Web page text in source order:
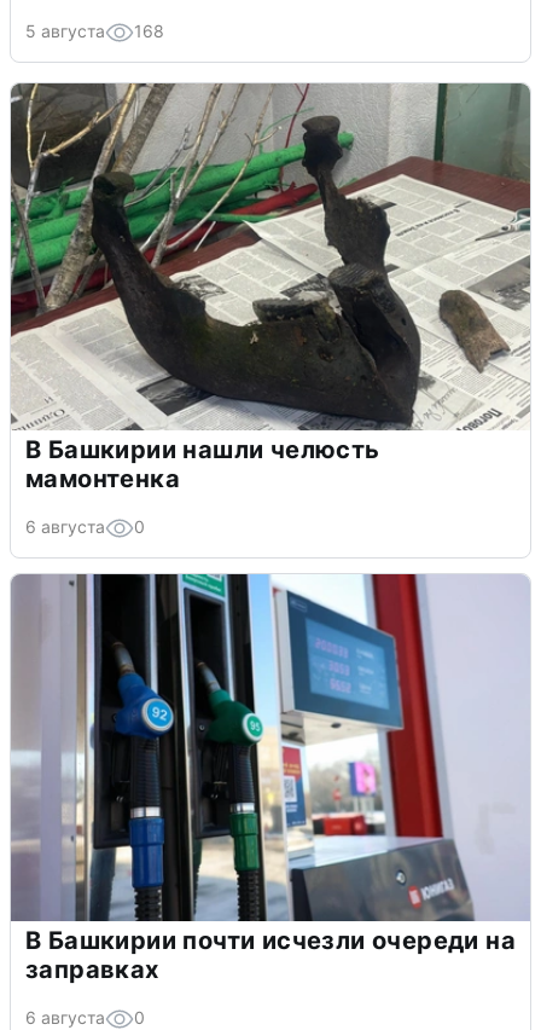
5 августа 168
В Башкирии нашли челюсть
мамонтенка
6 августа 0
В Башкирии почти исчезли очереди на
заправках
6 августа 0